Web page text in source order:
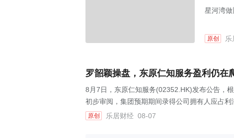
星河湾做
原创
罗韶颖操盘，东原仁知服务盈利仍在
8月7日，东原仁知服务(02352.HK)发布公告，
初步审阅，集团预期期间录得公司拥有人应占
原创 乐居财经 08-07